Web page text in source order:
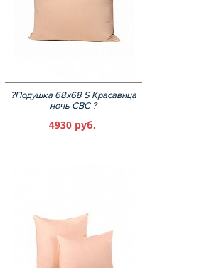
?Подушка 68х68 S Красавица
ночь СВС ?
4930 руб.